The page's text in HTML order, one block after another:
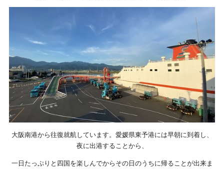
大阪南港から往復就航しています。愛媛県東予港には早朝に到着し、
夜に出港することから、
一日たっぷりと四国を楽しんでからその日のうちに帰ることが出来ま